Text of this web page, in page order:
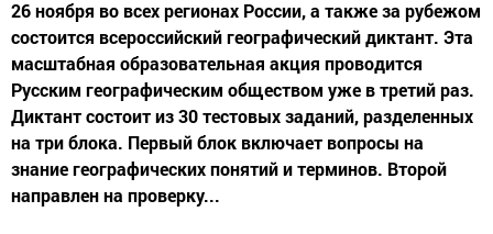
26 ноября во всех регионах России, а также за рубежом
состоится всероссийский географический диктант. Эта
масштабная образовательная акция проводится
Русским географическим обществом уже в третий раз.
Диктант состоит из 30 тестовых заданий, разделенных
на три блока. Первый блок включает вопросы на
знание географических понятий и терминов. Второй
направлен на проверку...